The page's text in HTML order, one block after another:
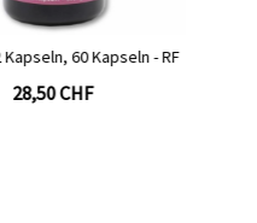
B12, 120 Kapseln - RF
25,00 CHF